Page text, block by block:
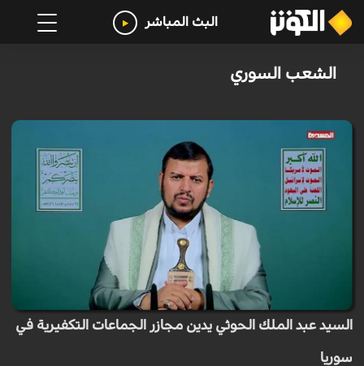
البث المباشر
الشعب السوري
السيد عبد الملك الحوثي يدين مجازر الجماعات التكفيرية في
سوريا